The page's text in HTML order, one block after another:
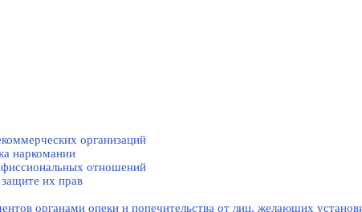
организаций
наркомании
отношений
их прав
органами опеки и попечительства от лиц, желающих